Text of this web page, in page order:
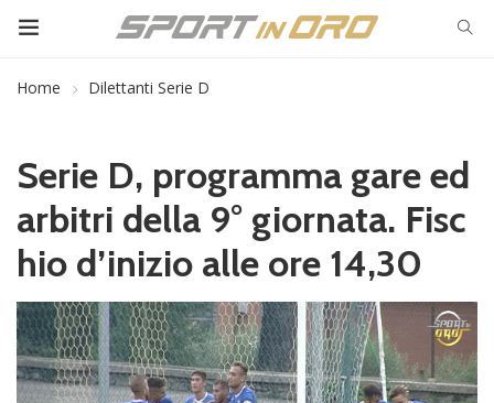
Home Dilettanti Serie D
Serie D, programma gare ed
arbitri della 9° giornata. Fisc
hio d’inizio alle ore 14,30